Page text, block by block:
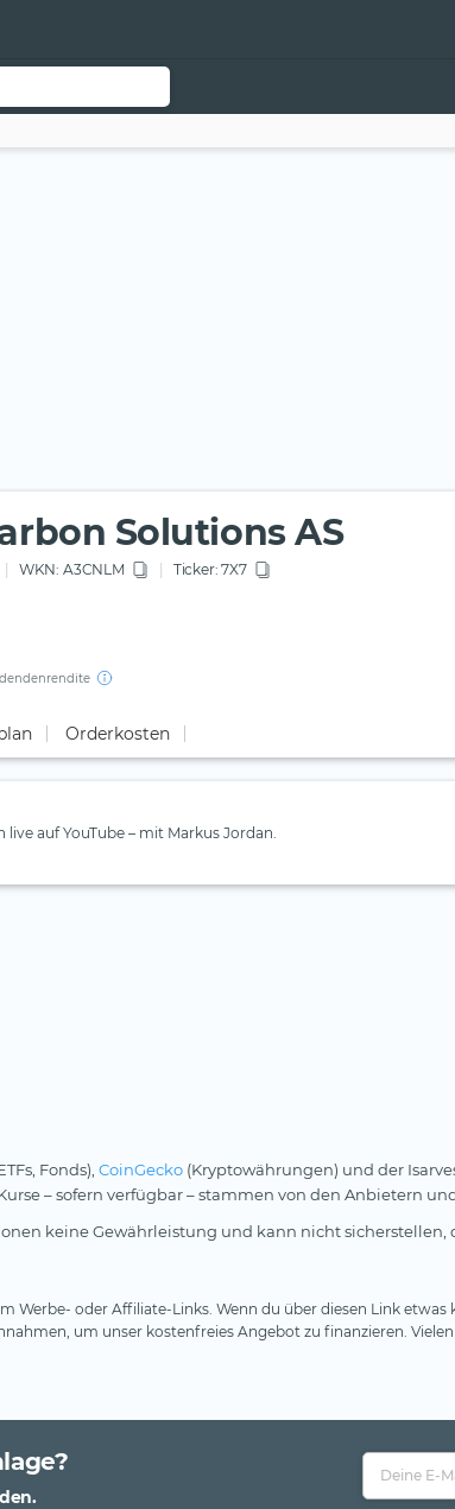
Solutions AS
WKN: A3CNLM Ticker: 7X7
Orderkosten
auf YouTube – mit Markus Jordan.
Fonds), CoinGecko (Kryptowährungen) und der
– sofern verfügbar – stammen von den Anbietern
keine Gewährleistung und kann nicht sicherstellen,
Werbe- oder Affiliate-Links. Wenn du über diesen Link
um unser kostenfreies Angebot zu finanzieren.